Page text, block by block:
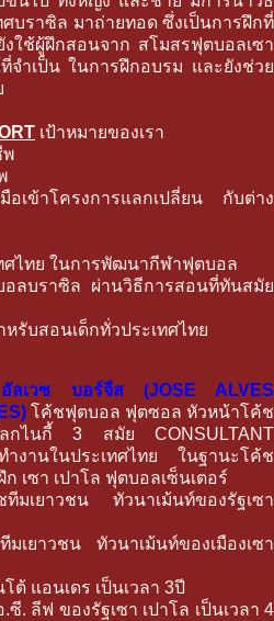
บราซิล มาถ่ายทอด ซึ่งเป็นการฝึกที่
ใช้ผู้ฝึกสอนจาก สโมสรฟุตบอลเซา
จำเป็น ในการฝึกอบรม และยังช่วย
เป้าหมายของเรา
พ
เข้าโครงการแลกเปลี่ยน กับต่าง
ศไทย ในการพัฒนากีฬาฟุตบอล
ลบราซิล ผ่านวิธีการสอนที่ทันสมัย
รับสอนเด็กทั่วประเทศไทย
ลเวซ บอร์จีส (JOSE ALVES
โค้ชฟุตบอล ฟุตซอล หัวหน้าโค้ช
ลกไนกี้ 3 สมัย CONSULTANT
ำงานในประเทศไทย ในฐานะโค้ช
เซา เปาโล ฟุตบอลเซ็นเตอร์
เยาวชน ทัวนาเม้นท์ของรัฐเซา
เยาวชน ทัวนาเม้นท์ของเมืองเซา
ต้ แอนเดร เป็นเวลา 3ปี
. ลีฟ ของรัฐเซา เปาโล เป็นเวลา 4